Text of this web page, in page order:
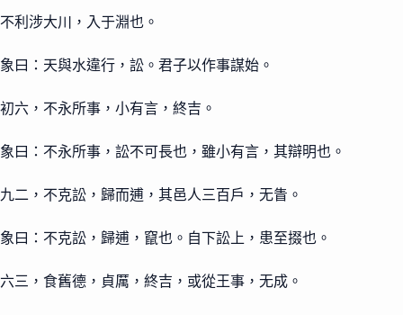
不利涉大川，入于淵也。
象曰：天與水違行，訟。君子以作事謀始。
初六，不永所事，小有言，終吉。
象曰：不永所事，訟不可長也，雖小有言，其辯明也。
九二，不克訟，歸而逋，其邑人三百戶，无眚。
象曰：不克訟，歸逋，竄也。自下訟上，患至掇也。
六三，食舊德，貞厲，終吉，或從王事，无成。